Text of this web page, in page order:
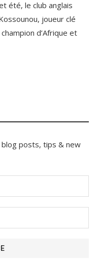
été, le club anglais
joueur clé
d’Afrique et
posts, tips & new